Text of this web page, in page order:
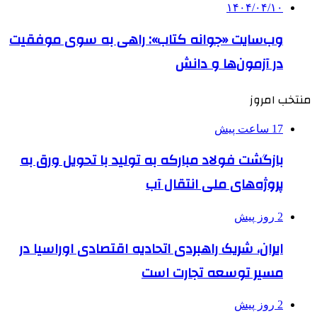
۱۴۰۴/۰۴/۱۰
وب‌سایت «جوانه کتاب»: راهی به سوی موفقیت
در آزمون‌ها و دانش
منتخب امروز
17 ساعت پیش
بازگشت فولاد مبارکه به تولید با تحویل ورق به
پروژه‌های ملی انتقال آب
2 روز پیش
ایران، شریک راهبردی اتحادیه اقتصادی اوراسیا در
مسیر توسعه تجارت است
2 روز پیش